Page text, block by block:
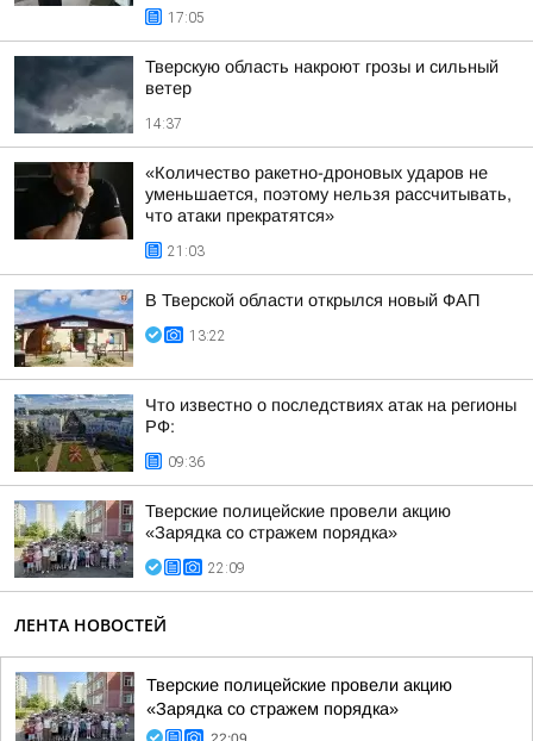
17:05
Тверскую область накроют грозы и сильный
ветер
14:37
«Количество ракетно-дроновых ударов не
уменьшается, поэтому нельзя рассчитывать,
что атаки прекратятся»
21:03
В Тверской области открылся новый ФАП
13:22
Что известно о последствиях атак на регионы
РФ:
09:36
Тверские полицейские провели акцию
«Зарядка со стражем порядка»
22:09
ЛЕНТА НОВОСТЕЙ
Тверские полицейские провели акцию
«Зарядка со стражем порядка»